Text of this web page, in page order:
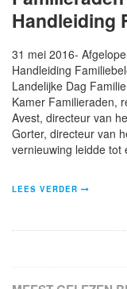
Handleiding
31 mei 2016-
Handleiding
Landelijke Dag
Kamer Familieraden,
Avest, directeur van
Gorter, directeur van
vernieuwing leidde
LEES VERDER